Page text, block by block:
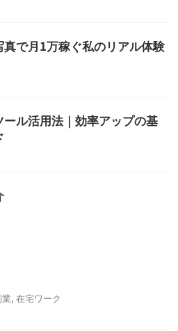
真で月1万稼ぐ私のリアル体験
ル活用法｜効率アップの基
, 在宅ワーク